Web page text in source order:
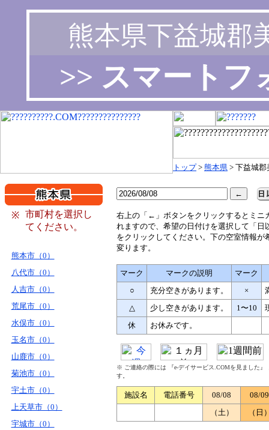
熊本県下益城郡
>> スマートフ
トップ> 熊本県 > 下益城郡
※
市町村を選択し
てください。
熊本市（0）
八代市（0）
人吉市（0）
荒尾市（0）
水俣市（0）
玉名市（0）
山鹿市（0）
菊池市（0）
宇土市（0）
上天草市（0）
宇城市（0）
右 上の「←」ボタンをクリックするとミニ
れますので、希望の日付けを選択して「日
をクリックしてください。下の空室情報が
変ります。
マーク マークの説明
マーク
○
充分空きがあります。 ×
△
少し空きがあります。 1〜10
休
お休みです。
※ ご連絡の際には 『e-デイサービス.COMを見ました
す。
施設名 電話番号 08/08
08/09
（土）
（日